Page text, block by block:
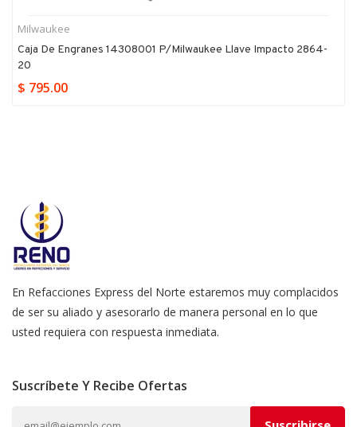
Milwaukee
Caja De Engranes 14308001 P/milwaukee Llave Impacto 2864-
20
$ 795.00
En Refacciones Express del Norte estaremos muy complacidos
de ser su aliado y asesorarlo de manera personal en lo que
usted requiera con respuesta inmediata.
Suscríbete Y Recibe Ofertas